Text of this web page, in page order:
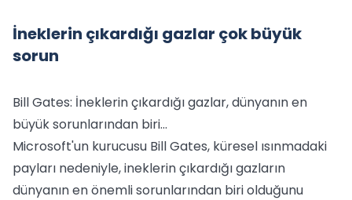
İneklerin çıkardığı gazlar çok büyük
sorun
Bill Gates: İneklerin çıkardığı gazlar, dünyanın en
büyük sorunlarından biri...
Microsoft'un kurucusu Bill Gates, küresel ısınmadaki
payları nedeniyle, ineklerin çıkardığı gazların
dünyanın en önemli sorunlarından biri olduğunu